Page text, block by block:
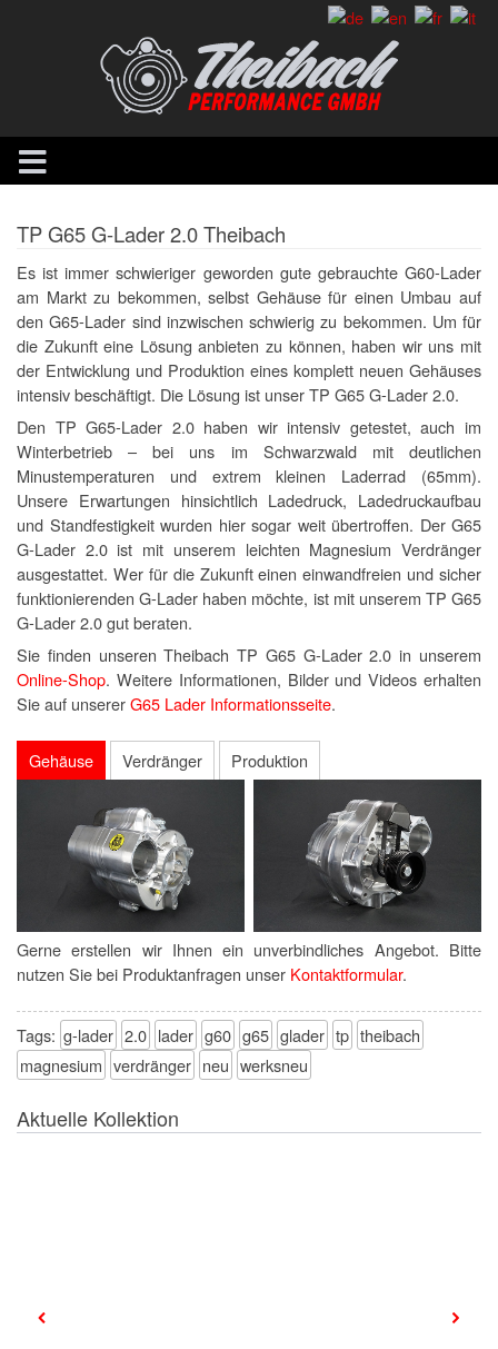
TP G65 G-Lader 2.0 Theibach
Es ist immer schwieriger geworden gute gebrauchte G60-Lader
am Markt zu bekommen, selbst Gehäuse für einen Umbau auf
den G65-Lader sind inzwischen schwierig zu bekommen. Um für
die Zukunft eine Lösung anbieten zu können, haben wir uns mit
der Entwicklung und Produktion eines komplett neuen Gehäuses
intensiv beschäftigt. Die Lösung ist unser TP G65 G-Lader 2.0.
Den TP G65-Lader 2.0 haben wir intensiv getestet, auch im
Winterbetrieb – bei uns im Schwarzwald mit deutlichen
Minustemperaturen und extrem kleinen Laderrad (65mm).
Unsere Erwartungen hinsichtlich Ladedruck, Ladedruckaufbau
und Standfestigkeit wurden hier sogar weit übertroffen. Der G65
G-Lader 2.0 ist mit unserem leichten Magnesium Verdränger
ausgestattet. Wer für die Zukunft einen einwandfreien und sicher
funktionierenden G-Lader haben möchte, ist mit unserem TP G65
G-Lader 2.0 gut beraten.
Sie finden unseren Theibach TP G65 G-Lader 2.0 in unserem
Online-Shop. Weitere Informationen, Bilder und Videos erhalten
Sie auf unsererG65 Lader Informationsseite.
Gehäuse Verdränger Produktion
Gerne erstellen wir Ihnen ein unverbindliches Angebot. Bitte
nutzen Sie bei Produktanfragen unser Kontaktformular.
Tags: g-lader 2.0 lader g60 g65 glader tp theibach
magnesium verdränger neu werksneu
Aktuelle Kollektion